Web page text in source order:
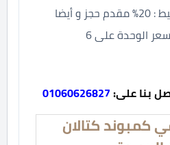
طرق الدفع والتقسيط : 20% مقدم حجز و أيضا
تقسيط الباقي من سعر الوحدة على 6
بنا على:01060626827
كمبوند كتالان